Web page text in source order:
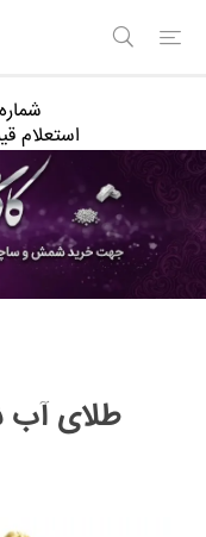
استعلام قیمت
طلای آب